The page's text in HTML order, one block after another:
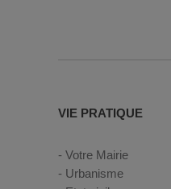
VIE PRATIQUE
Votre Mairie
Urbanisme